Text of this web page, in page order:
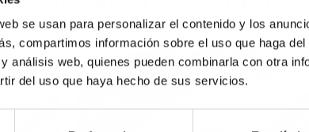
se usan para personalizar el contenido y los
compartimos información sobre el uso que haga
análisis web, quienes pueden combinarla con otra
del uso que haya hecho de sus servicios.
TRIETANOLAMINA 99%
- (24128)